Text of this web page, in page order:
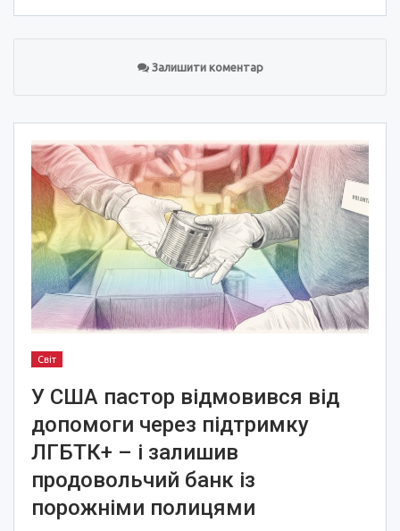
Залишити коментар
Світ
У США пастор відмовився від
допомоги через підтримку
ЛГБТК+ – і залишив
продовольчий банк із
порожніми полицями